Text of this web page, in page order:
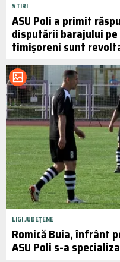
STIRI
ASU Poli a primit
disputării barajului pe
timișoreni sunt
LIGI JUDEȚENE
Romică Buia, înfrânt
ASU Poli s-a